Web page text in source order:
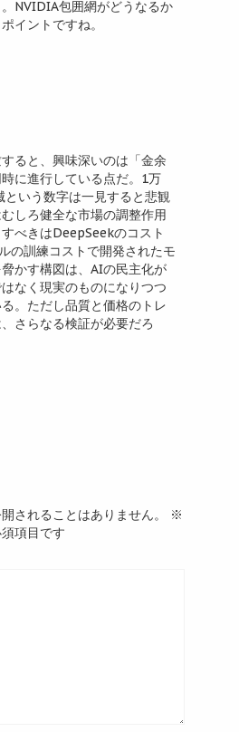
NVIDIA包囲網がどうなるか
イントですね。
ると、興味深いのは「金余
に進行している点だ。1万
という数字は一見すると悲観
しろ健全な市場の調整作用
べきはDeepSeekのコスト
の訓練コストで開発されたモ
かす構図は、AIの民主化が
なく現実のものになりつつ
。ただし品質と価格のトレ
さらなる検証が必要だろ
されることはありません。
※
項目です